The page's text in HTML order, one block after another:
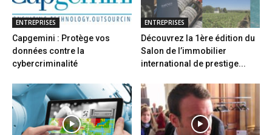
ENTREPRISES
Capgemini : Protège vos
données contre la
cybercriminalité
ENTREPRISES
Découvrez la 1ère édition du
Salon de l’immobilier
international de prestige...